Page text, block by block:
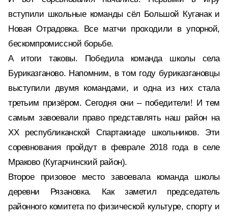
вступили школьные команды сёл Большой Куганак и
Новая Отрадовка. Все матчи проходили в упорной,
бескомпромиссной борьбе.
А итоги таковы. Победила команда школы села
Буриказганово. Напомним, в том году буриказгановцы
выступили двумя командами, и одна из них стала
третьим призёром. Сегодня они – победители! И тем
самым завоевали право представлять наш район на
ХХ республиканской Спартакиаде школьников. Эти
соревнования пройдут в феврале 2018 года в селе
Мраково (Кугарчинский район).
Второе призовое место завоевала команда школы
деревни Рязановка. Как заметил председатель
районного комитета по физической культуре, спорту и